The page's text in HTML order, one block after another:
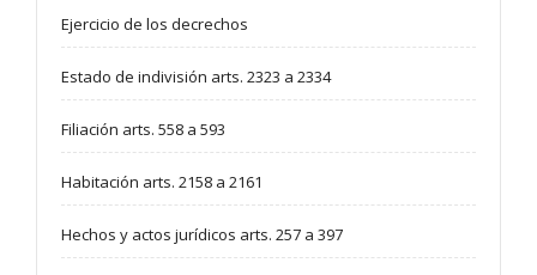
Ejercicio de los decrechos
Estado de indivisión arts. 2323 a 2334
Filiación arts. 558 a 593
Habitación arts. 2158 a 2161
Hechos y actos jurídicos arts. 257 a 397